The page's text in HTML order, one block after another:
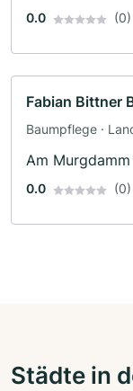
0.0 (0)
Fabian Bittner
Baumpflege ·
Am
0.0 (0)
Städte in